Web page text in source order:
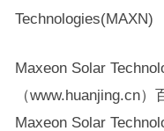
Technologies(MAXN)
Maxeon Solar
（www.huanjing.cn）
Maxeon Solar